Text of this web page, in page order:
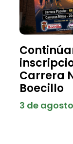
Carrera
Boecillo
3 de